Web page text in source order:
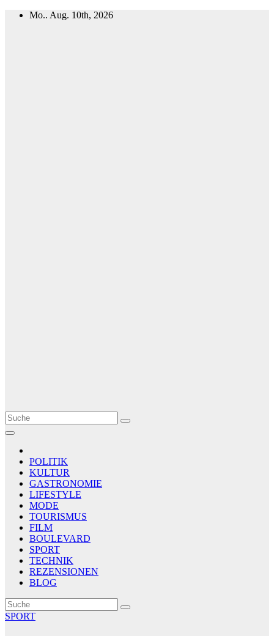
Zum
Mo.. Aug. 10th, 2026
Le Matin
AGENCE DE PRESSE
POLITIK
KULTUR
GASTRONOMIE
LIFESTYLE
MODE
TOURISMUS
FILM
BOULEVARD
SPORT
TECHNIK
REZENSIONEN
BLOG
SPORT